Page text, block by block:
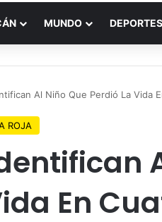
MUNDO DEPORTES
Al Niño Que Perdió La Vida
ROJA
En